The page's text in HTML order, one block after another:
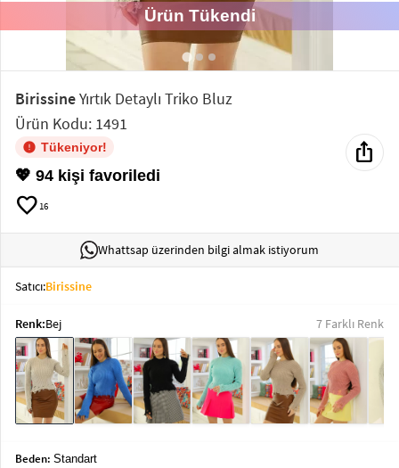
Tunik
Sweatshirt
T-Shirt
Ev
Giyim keyboard_arrow_down
Takımlarkeyboard_arrow_down
Elbise
Ürün Tükendi
BirissineYırtık Detaylı Triko Bluz
Ürün Kodu: 1491
Tükeniyor!
💖 94 kişi favoriledi
favorite16
ios_share
Whattsap üzerinden bilgi almak istiyorum
Satıcı:Birissine
Renk:Bej 7 Farklı Renk
Beden: Standart